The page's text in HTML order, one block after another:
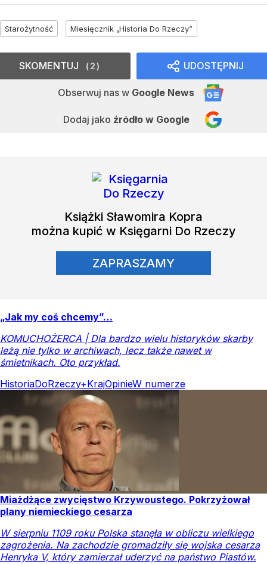
Starożytność Miesięcznik „Historia Do Rzeczy”
UDOSTĘPNIJ
Obserwuj nas w Google News
Dodaj jako źródło w Google
SKOMENTUJ 2
Książki Sławomira Kopra
można kupić w Księgarni Do Rzeczy
ZAPRASZAMY
„Jak my coś chcemy”…
KOMUCHOŻERCA | Dla bardzo wielu historyków skarby
leżą nie tylko w archiwach, lecz także nawet w
śmietnikach. Oto przykład.
HistoriaDoRzeczy+KrajOpinieW numerze
Miażdżące zwycięstwo Krzywoustego. Pokrzyżował
plany niemieckiego cesarza
W sierpniu 1109 roku Polska stanęła w obliczu wielkiego
zagrożenia. Na zachodzie gromadziły się wojska cesarza
Henryka V, który zamierzał uderzyć na państwo Piastów.